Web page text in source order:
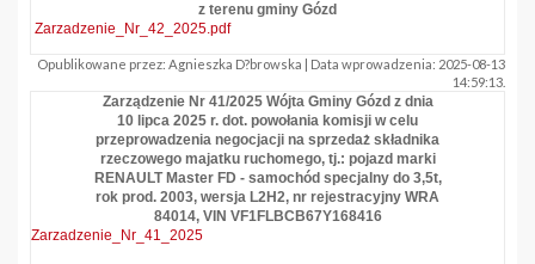
z terenu gminy Gózd
Zarzadzenie_Nr_42_2025.pdf
Opublikowane przez: Agnieszka D?browska | Data wprowadzenia: 2025-08-13
14:59:13.
Zarządzenie Nr 41/2025 Wójta Gminy Gózd z dnia
10 lipca 2025 r. dot. powołania komisji w celu
przeprowadzenia negocjacji na sprzedaż składnika
rzeczowego majatku ruchomego, tj.: pojazd marki
RENAULT Master FD - samochód specjalny do 3,5t,
rok prod. 2003, wersja L2H2, nr rejestracyjny WRA
84014, VIN VF1FLBCB67Y168416
Zarzadzenie_Nr_41_2025